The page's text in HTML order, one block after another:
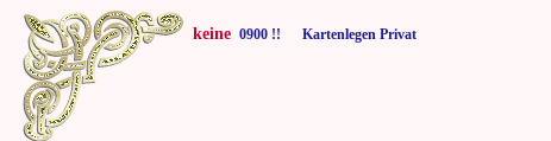
keine 0900 !! Kartenlegen Privat